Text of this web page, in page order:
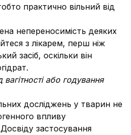
практично вільний від
непереносимість деяких
з лікарем, перш ніж
засіб, оскільки він
або годування
досліджень у тварин не
впливу
застосування